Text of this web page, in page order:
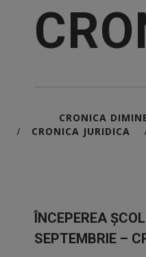
CRONICA
/ CRONICA JURIDICA /
ÎNCEPEREA
SEPTEMBRIE –